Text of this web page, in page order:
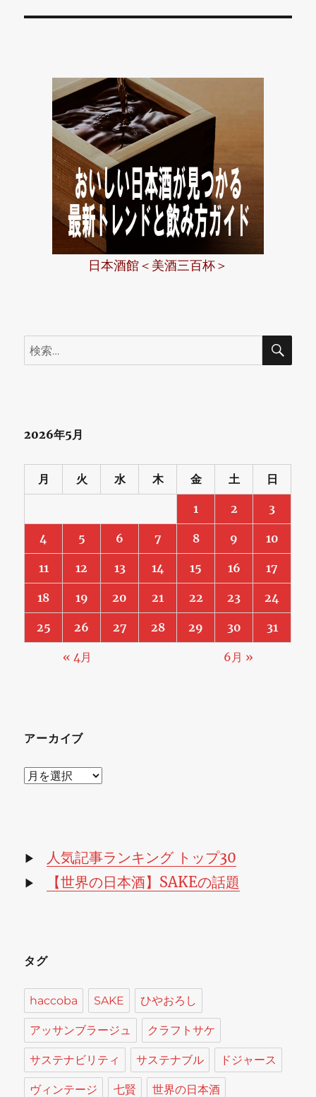
稿:
日本酒館＜美酒三百杯＞
検
索:
検
2026年5月
月 火 水 木 金 土 日
1 2 3
4 5 6 7 8 9 10
11 12 13 14 15 16 17
18 19 20 21 22 23 24
25 26 27 28 29 30 31
« 4月 6月 »
アーカイブ
ア
ブ
▶ 人気記事ランキング トップ30
▶ 【世界の日本酒】SAKEの話題
タグ
haccoba SAKE ひやおろし
アッサンブラージュ クラフトサケ
サステナビリティ サステナブル ドジャース
ヴィンテージ 七賢 世界の日本酒